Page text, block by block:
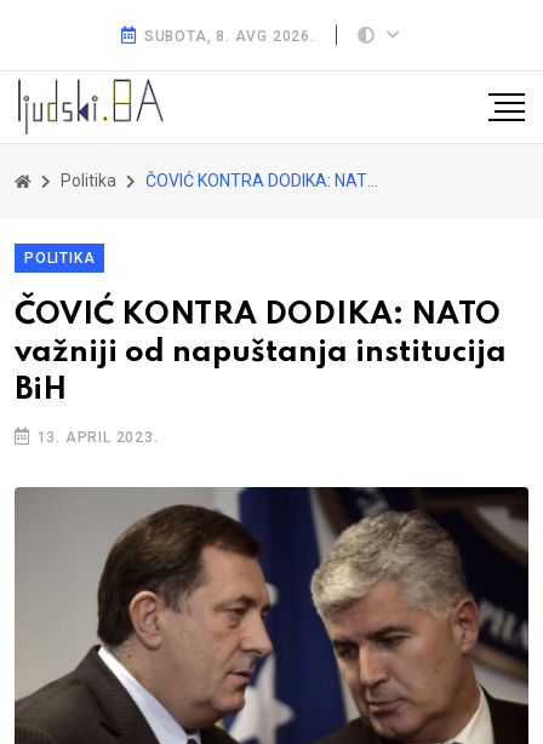
SUBOTA, 8. AVG 2026.
Politika ČOVIĆ KONTRA DODIKA: NATO važniji od napuštanja institucija BiH
POLITIKA
ČOVIĆ KONTRA DODIKA: NATO
važniji od napuštanja institucija
BiH
13. APRIL 2023.